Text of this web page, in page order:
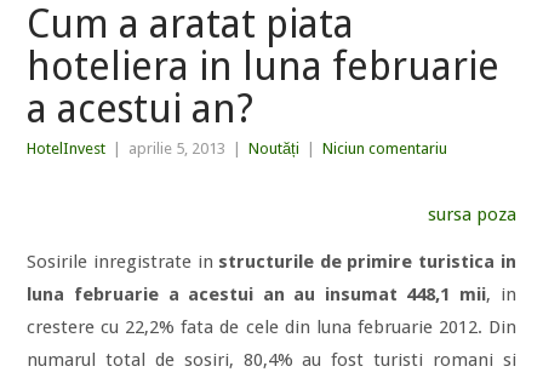
Cum a aratat piata
hoteliera in luna februarie
a acestui an?
HotelInvest aprilie 5, 2013 Noutăți Niciun comentariu
sursa poza
Sosirile inregistrate in structurile de primire turistica in
luna februarie a acestui an au insumat 448,1 mii, in
crestere cu 22,2% fata de cele din luna februarie 2012. Din
numarul total de sosiri, 80,4% au fost turisti romani si